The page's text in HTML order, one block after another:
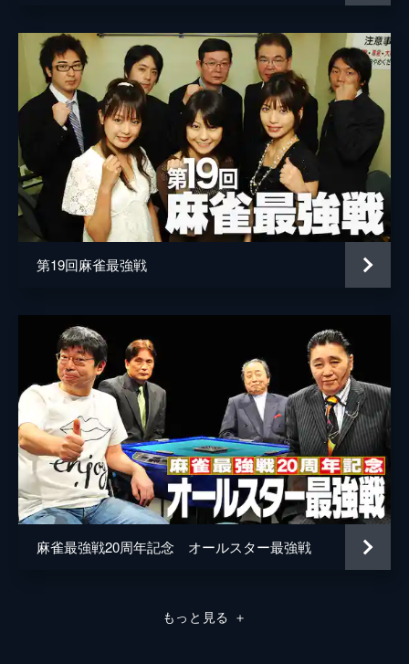
第19回麻雀最強戦
麻雀最強戦20周年記念 オールスター最強戦
もっと見る ＋